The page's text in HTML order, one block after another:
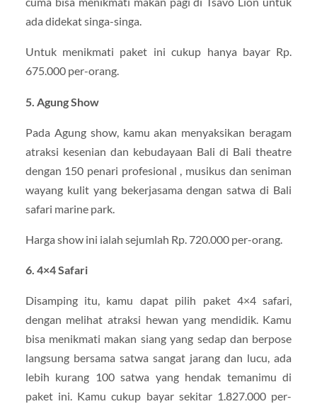
ada didekat singa-singa.
Untuk menikmati paket ini cukup hanya bayar Rp.
675.000 per-orang.
5. Agung Show
Pada Agung show, kamu akan menyaksikan beragam
atraksi kesenian dan kebudayaan Bali di Bali theatre
dengan 150 penari profesional , musikus dan seniman
wayang kulit yang bekerjasama dengan satwa di Bali
safari marine park.
Harga show ini ialah sejumlah Rp. 720.000 per-orang.
6. 4×4 Safari
Disamping itu, kamu dapat pilih paket 4×4 safari,
dengan melihat atraksi hewan yang mendidik. Kamu
bisa menikmati makan siang yang sedap dan berpose
langsung bersama satwa sangat jarang dan lucu, ada
lebih kurang 100 satwa yang hendak temanimu di
paket ini. Kamu cukup bayar sekitar 1.827.000 per-